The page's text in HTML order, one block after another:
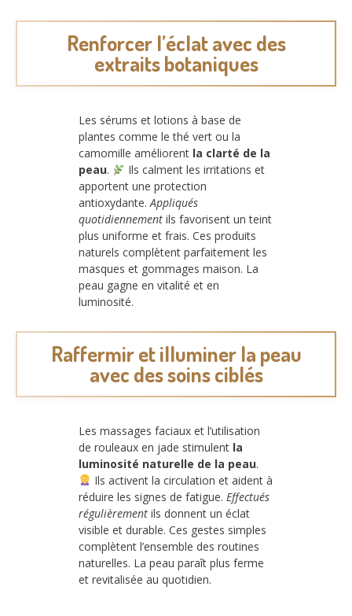
Renforcer l’éclat avec des
extraits botaniques
Les sérums et lotions à base de
plantes comme le thé vert ou la
camomille améliorent la clarté de la
peau.
Ils calment les irritations et
apportent une protection
antioxydante.Appliqués
quotidiennement ils favorisent un teint
plus uniforme et frais. Ces produits
naturels complètent parfaitement les
masques et gommages maison. La
peau gagne en vitalité et en
luminosité.
Raffermir et illuminer la peau
avec des soins ciblés
Les massages faciaux et l’utilisation
de rouleaux en jade stimulent la
luminosité naturelle de la peau.
Ils activent la circulation et aident à
réduire les signes de fatigue. Effectués
régulièrement ils donnent un éclat
visible et durable. Ces gestes simples
complètent l’ensemble des routines
naturelles. La peau paraît plus ferme
et revitalisée au quotidien.